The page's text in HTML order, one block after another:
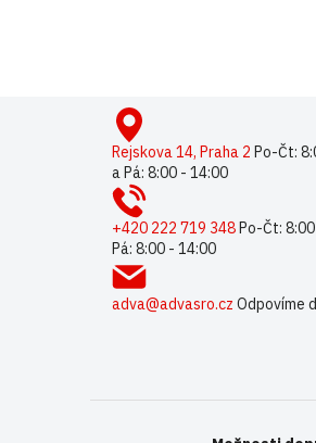
Rejskova 14, Praha 2 Po-Čt:
a Pá: 8:00 - 14:00
+420 222 719 348 Po-Čt:
Pá: 8:00 - 14:00
adva@advasro.cz Odpovíme